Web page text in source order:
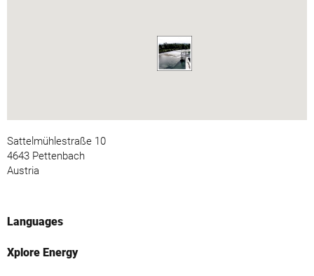
Sattelmühlestraße 10
4643 Pettenbach
Austria
Languages
Xplore Energy